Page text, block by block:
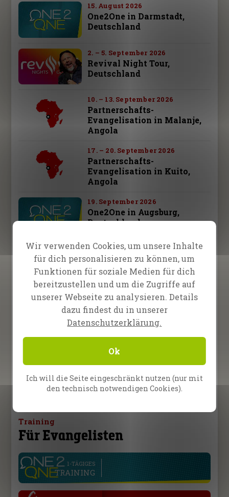
15. August 2026
One2One in Darmstadt,
Deutschland
2. – 5. September 2026
Revival Night Tour,
Deutschland
10. – 13. September 2026
Partnerschafts-
Evangelisation in Malanje,
Angola
17. – 20. September 2026
Partnerschafts-
Evangelisation in Kuito,
Angola
19. September 2026
One2One in Augsburg,
Deutschland
26. September 2026
One2One in Schwäbisch
Hall, Deutschland
28. September – 3. Oktober 2026
Fire Camp 26 – Leipzig,
Deutschland
One2One in Bad
Alle Termine
Training
Für Evangelisten
1-TÄGIGES
TRAINING
Wir verwenden Cookies, um unsere Inhalte
für dich personalisieren zu können, um
Funktionen für soziale Medien für dich
bereitzustellen und um die Zugriffe auf
unserer Webseite zu analysieren. Details
dazu findest du in unserer
Datenschutzerklärung.
Ok
Ich will die Seite eingeschränkt nutzen (nur mit
den technisch notwendigen Cookies).